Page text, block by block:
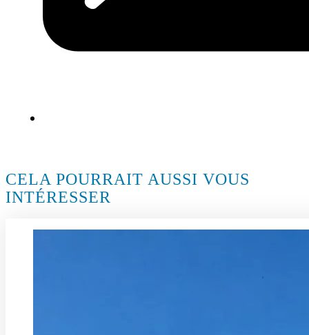
CELA POURRAIT AUSSI VOUS
INTÉRESSER